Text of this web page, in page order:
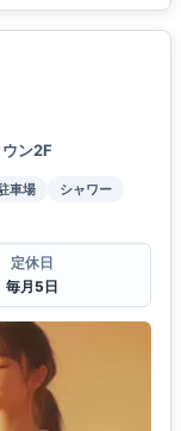
ン2F
車場
シャワー
定休日
毎月5日